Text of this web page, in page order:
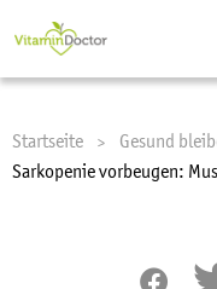
Startseite Gesund
Current:
Sarkopenie vorbeugen: